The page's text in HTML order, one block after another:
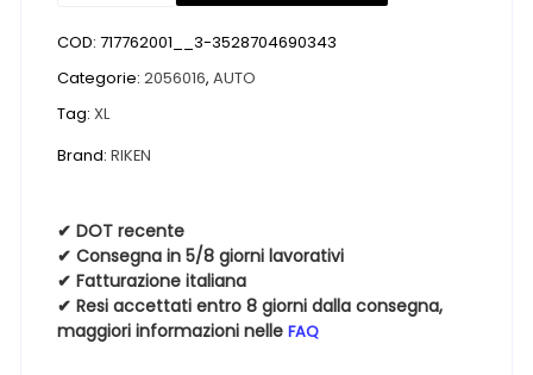
RIKEN
ROAD
PERFORMANCE
205
16
96W
quantità
COD:717762001__3-3528704690343
Categorie:2056016,AUTO
Tag:XL
Brand:RIKEN
✔ DOT recente
✔ Consegna in 5/8 giorni lavorativi
✔ Fatturazione italiana
✔ Resi accettati entro 8 giorni dalla consegna,
maggiori informazioni nelleFAQ